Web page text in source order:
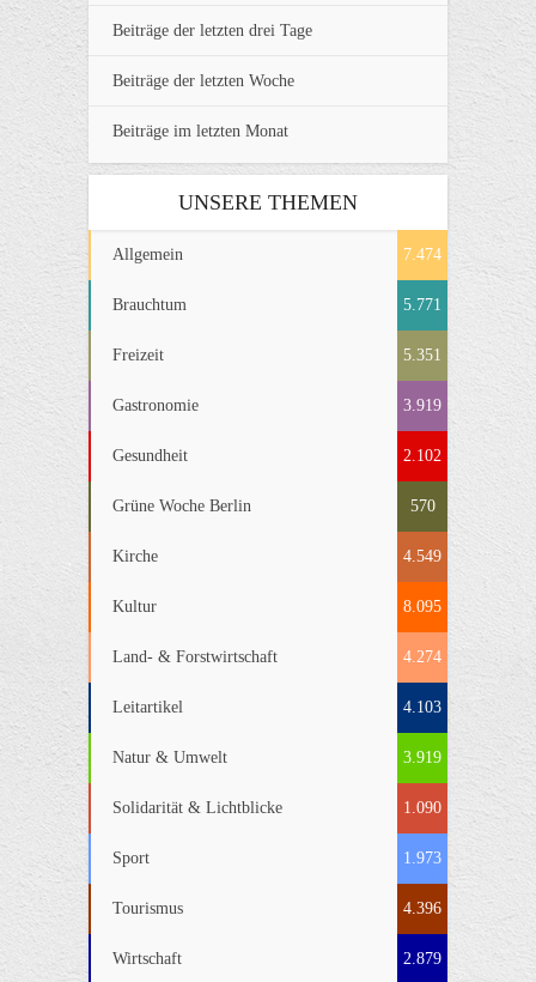
Beiträge der letzten drei Tage
Beiträge der letzten Woche
Beiträge im letzten Monat
UNSERE THEMEN
Allgemein 7.474
Brauchtum 5.771
Freizeit 5.351
Gastronomie 3.919
Gesundheit 2.102
Grüne Woche Berlin 570
Kirche 4.549
Kultur 8.095
Land- & Forstwirtschaft 4.274
Leitartikel 4.103
Natur & Umwelt 3.919
Solidarität & Lichtblicke 1.090
Sport 1.973
Tourismus 4.396
Wirtschaft 2.879